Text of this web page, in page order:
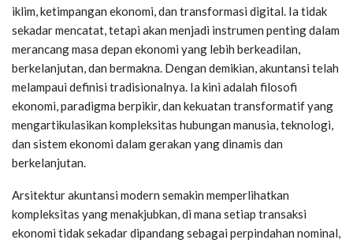
iklim, ketimpangan ekonomi, dan transformasi digital. Ia tidak
sekadar mencatat, tetapi akan menjadi instrumen penting dalam
merancang masa depan ekonomi yang lebih berkeadilan,
berkelanjutan, dan bermakna. Dengan demikian, akuntansi telah
melampaui definisi tradisionalnya. Ia kini adalah filosofi
ekonomi, paradigma berpikir, dan kekuatan transformatif yang
mengartikulasikan kompleksitas hubungan manusia, teknologi,
dan sistem ekonomi dalam gerakan yang dinamis dan
berkelanjutan.
Arsitektur akuntansi modern semakin memperlihatkan
kompleksitas yang menakjubkan, di mana setiap transaksi
ekonomi tidak sekadar dipandang sebagai perpindahan nominal,